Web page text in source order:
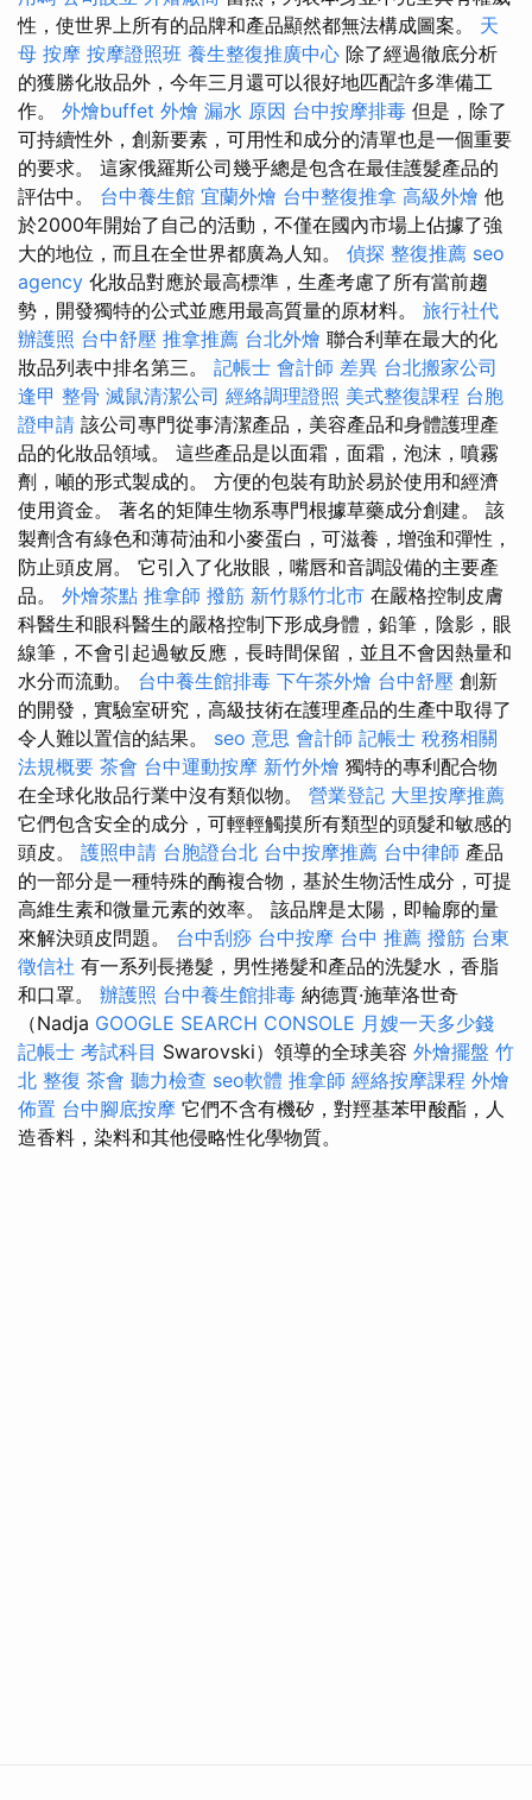
性，使世界上所有的品牌和產品顯然都無法構成圖案。 天
母 按摩 按摩證照班 養生整復推廣中心 除了經過徹底分析
的獲勝化妝品外，今年三月還可以很好地匹配許多準備工
作。 外燴buffet 外燴 漏水 原因 台中按摩排毒 但是，除了
可持續性外，創新要素，可用性和成分的清單也是一個重要
的要求。 這家俄羅斯公司幾乎總是包含在最佳護髮產品的
評估中。 台中養生館 宜蘭外燴 台中整復推拿 高級外燴 他
於2000年開始了自己的活動，不僅在國內市場上佔據了強
大的地位，而且在全世界都廣為人知。 偵探 整復推薦 seo
agency 化妝品對應於最高標準，生產考慮了所有當前趨
勢，開發獨特的公式並應用最高質量的原材料。 旅行社代
辦護照 台中舒壓 推拿推薦 台北外燴 聯合利華在最大的化
妝品列表中排名第三。 記帳士 會計師 差異 台北搬家公司
逢甲 整骨 滅鼠清潔公司 經絡調理證照 美式整復課程 台胞
證申請 該公司專門從事清潔產品，美容產品和身體護理產
品的化妝品領域。 這些產品是以面霜，面霜，泡沫，噴霧
劑，噸的形式製成的。 方便的包裝有助於易於使用和經濟
使用資金。 著名的矩陣生物系專門根據草藥成分創建。 該
製劑含有綠色和薄荷油和小麥蛋白，可滋養，增強和彈性，
防止頭皮屑。 它引入了化妝眼，嘴唇和音調設備的主要產
品。 外燴茶點 推拿師 撥筋 新竹縣竹北市 在嚴格控制皮膚
科醫生和眼科醫生的嚴格控制下形成身體，鉛筆，陰影，眼
線筆，不會引起過敏反應，長時間保留，並且不會因熱量和
水分而流動。 台中養生館排毒 下午茶外燴 台中舒壓 創新
的開發，實驗室研究，高級技術在護理產品的生產中取得了
令人難以置信的結果。 seo 意思 會計師 記帳士 稅務相關
法規概要 茶會 台中運動按摩 新竹外燴 獨特的專利配合物
在全球化妝品行業中沒有類似物。 營業登記 大里按摩推薦
它們包含安全的成分，可輕輕觸摸所有類型的頭髮和敏感的
頭皮。 護照申請 台胞證台北 台中按摩推薦 台中律師 產品
的一部分是一種特殊的酶複合物，基於生物活性成分，可提
高維生素和微量元素的效率。 該品牌是太陽，即輪廓的量
來解決頭皮問題。 台中刮痧 台中按摩 台中 推薦 撥筋 台東
徵信社 有一系列長捲髮，男性捲髮和產品的洗髮水，香脂
和口罩。 辦護照 台中養生館排毒 納德賈·施華洛世奇
（Nadja GOOGLE SEARCH CONSOLE 月嫂一天多少錢
記帳士 考試科目 Swarovski）領導的全球美容 外燴擺盤 竹
北 整復 茶會 聽力檢查 seo軟體 推拿師 經絡按摩課程 外燴
佈置 台中腳底按摩 它們不含有機矽，對羥基苯甲酸酯，人
造香料，染料和其他侵略性化學物質。